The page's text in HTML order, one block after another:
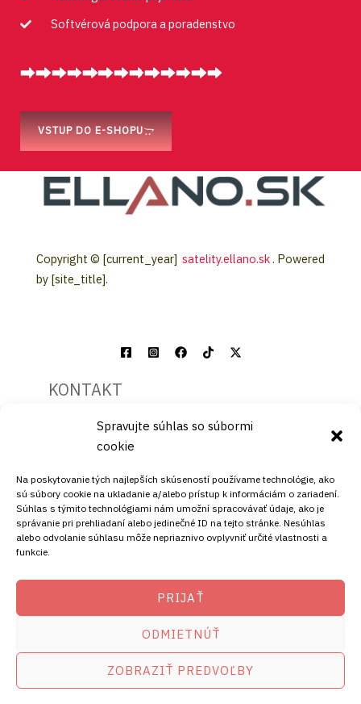
Spravujte súhlas so súbormi
cookie
Na poskytovanie tých najlepších skúseností používame technológie, ako
sú súbory cookie na ukladanie a/alebo prístup k informáciám o zariadení.
Súhlas s týmito technológiami nám umožní spracovávať údaje, ako je
správanie pri prehliadaní alebo jedinečné ID na tejto stránke. Nesúhlas
alebo odvolanie súhlasu môže nepriaznivo ovplyvniť určité vlastnosti a
funkcie.
PRIJAŤ
ODMIETNÚŤ
ZOBRAZIŤ PREDVOĽBY
Softvérová podpora a poradenstvo
VSTUP DO E-SHOPU
Copyright © [current_year] satelity.ellano.sk. Powered
by [site_title].
KONTAKT
+421911072878
+421908072878
ADRESA
Štiavnička 211/49
Copyright © 2026 satelity.ellano.skamikostb.sk